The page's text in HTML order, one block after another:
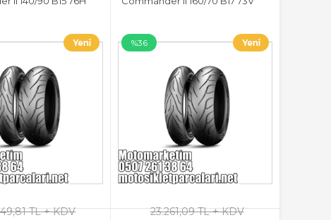
TL + KDV
%36
23.261,09 TL + KDV